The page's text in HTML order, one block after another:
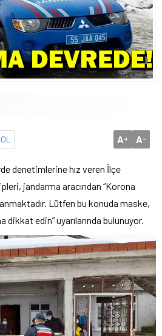
A+ A-
denetimlerine hız veren İlçe
jandarma aracından “Korona
Lütfen bu konuda maske,
edin” uyarılarında bulunuyor.